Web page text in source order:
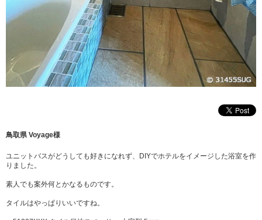
鳥取県 Voyage様
ユニットバスがどうしても好きになれず、DIYでホテルをイメージした浴室を作
りました。
素人でも案外何とかなるものです。
タイルはやっぱりいいですね。